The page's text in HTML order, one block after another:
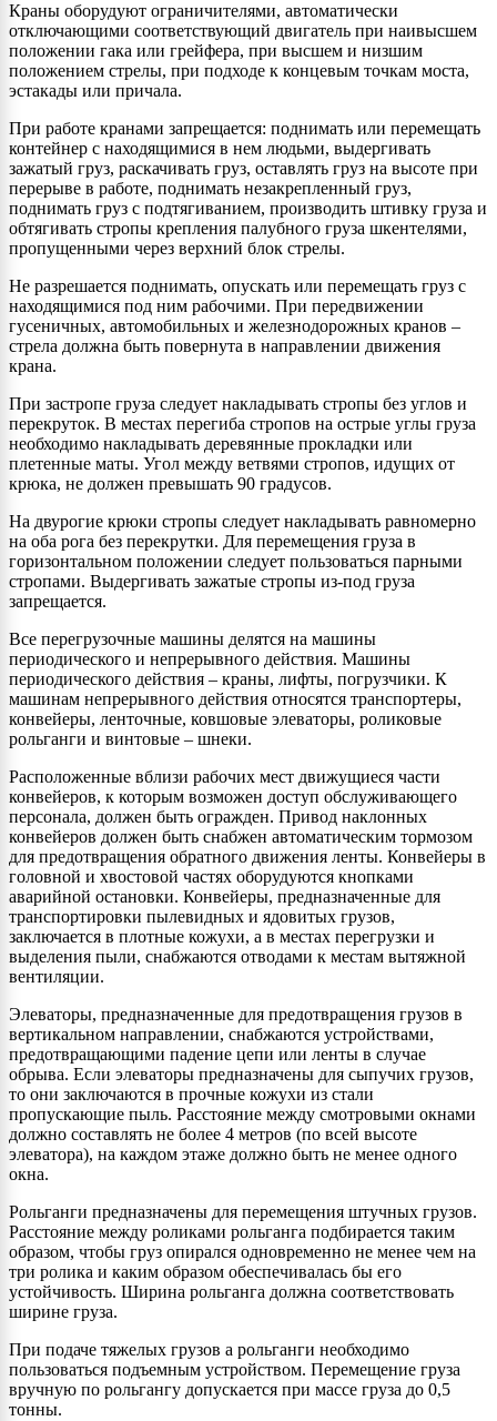
Краны оборудуют ограничителями, автоматически
отключающими соответствующий двигатель при наивысшем
положении гака или грейфера, при высшем и низшим
положением стрелы, при подходе к концевым точкам моста,
эстакады или причала.
При работе кранами запрещается: поднимать или перемещать
контейнер с находящимися в нем людьми, выдергивать
зажатый груз, раскачивать груз, оставлять груз на высоте при
перерыве в работе, поднимать незакрепленный груз,
поднимать груз с подтягиванием, производить штивку груза и
обтягивать стропы крепления палубного груза шкентелями,
пропущенными через верхний блок стрелы.
Не разрешается поднимать, опускать или перемещать груз с
находящимися под ним рабочими. При передвижении
гусеничных, автомобильных и железнодорожных кранов –
стрела должна быть повернута в направлении движения
крана.
При застропе груза следует накладывать стропы без углов и
перекруток. В местах перегиба стропов на острые углы груза
необходимо накладывать деревянные прокладки или
плетенные маты. Угол между ветвями стропов, идущих от
крюка, не должен превышать 90 градусов.
На двурогие крюки стропы следует накладывать равномерно
на оба рога без перекрутки. Для перемещения груза в
горизонтальном положении следует пользоваться парными
стропами. Выдергивать зажатые стропы из-под груза
запрещается.
Все перегрузочные машины делятся на машины
периодического и непрерывного действия. Машины
периодического действия – краны, лифты, погрузчики. К
машинам непрерывного действия относятся транспортеры,
конвейеры, ленточные, ковшовые элеваторы, роликовые
рольганги и винтовые – шнеки.
Расположенные вблизи рабочих мест движущиеся части
конвейеров, к которым возможен доступ обслуживающего
персонала, должен быть огражден. Привод наклонных
конвейеров должен быть снабжен автоматическим тормозом
для предотвращения обратного движения ленты. Конвейеры в
головной и хвостовой частях оборудуются кнопками
аварийной остановки. Конвейеры, предназначенные для
транспортировки пылевидных и ядовитых грузов,
заключается в плотные кожухи, а в местах перегрузки и
выделения пыли, снабжаются отводами к местам вытяжной
вентиляции.
Элеваторы, предназначенные для предотвращения грузов в
вертикальном направлении, снабжаются устройствами,
предотвращающими падение цепи или ленты в случае
обрыва. Если элеваторы предназначены для сыпучих грузов,
то они заключаются в прочные кожухи из стали
пропускающие пыль. Расстояние между смотровыми окнами
должно составлять не более 4 метров (по всей высоте
элеватора), на каждом этаже должно быть не менее одного
окна.
Рольганги предназначены для перемещения штучных грузов.
Расстояние между роликами рольганга подбирается таким
образом, чтобы груз опирался одновременно не менее чем на
три ролика и каким образом обеспечивалась бы его
устойчивость. Ширина рольганга должна соответствовать
ширине груза.
При подаче тяжелых грузов а рольганги необходимо
пользоваться подъемным устройством. Перемещение груза
вручную по рольгангу допускается при массе груза до 0,5
тонны.